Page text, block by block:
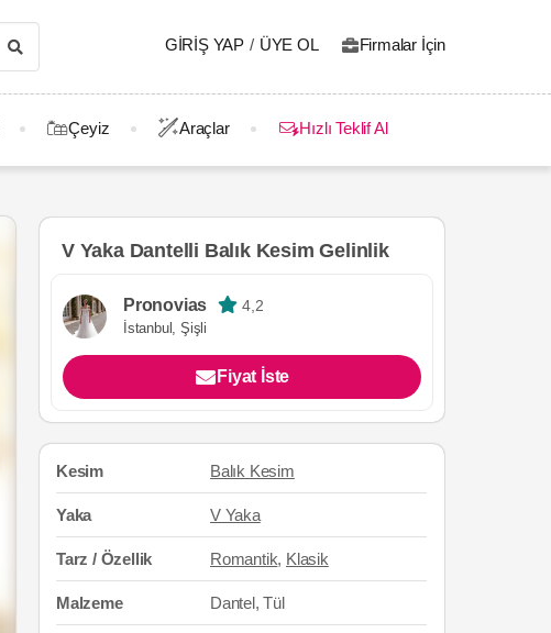
GIRIŞ YAP / ÜYE OL Firmalar İçin
Çeyiz Araçlar Hızlı Teklif Al
V Yaka Dantelli Balık Kesim Gelinlik
Pronovias 4,2
İstanbul, Şişli
Fiyat İste
Kesim Balık Kesim
Yaka V Yaka
Tarz / Özellik Romantik, Klasik
Malzeme Dantel, Tül